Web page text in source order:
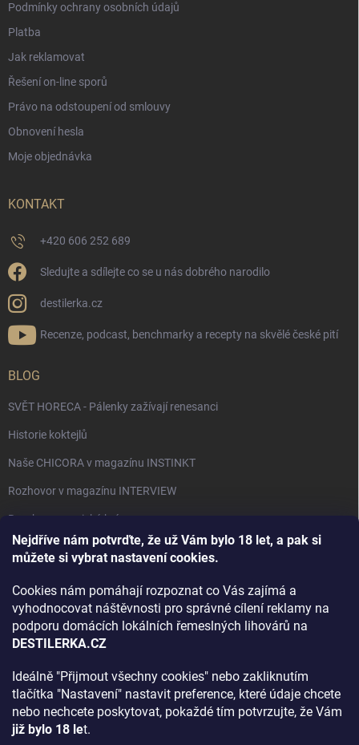
Nejdříve nám potvrďte, že už Vám bylo 18 let, a pak si
můžete si vybrat nastavení cookies.
Cookies nám pomáhají rozpoznat co Vás zajímá a
vyhodnocovat náštěvnosti pro správné cílení reklamy na
podporu domácích lokálních řemeslných lihovárů na
DESTILERKA.CZ
Ideálně "Přijmout všechny cookies" nebo zakliknutím
tlačítka "Nastavení" nastavit preference, které údaje chcete
nebo nechcete poskytovat, pokaždé tím potvrzujte, že Vám
již bylo 18 let.
Podmínky ochrany osobních údajů
Platba
Jak reklamovat
Řešení on-line sporů
Právo na odstoupení od smlouvy
Obnovení hesla
Moje objednávka
KONTAKT
+420 606 252 689
Sledujte a sdílejte co se u nás dobrého narodilo
destilerka.cz
Recenze, podcast, benchmarky a recepty na skvělé české pití
BLOG
SVĚT HORECA - Pálenky zažívají renesanci
Historie koktejlů
Naše CHICORA v magazínu INSTINKT
Rozhovor v magazínu INTERVIEW
Bourbon, americká krása.
Napsali v TÝDNU o naší práci
Rozhovor s DESTILERKA.CZ v magazínu DRINKING-CAT
Jak vybrat dárek na Vánoce
Archiv